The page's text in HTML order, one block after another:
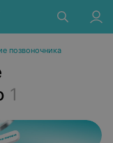
позвоночника
1